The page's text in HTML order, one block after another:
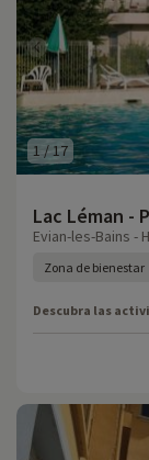
1 /17
Lac Léman -
Evian-les-Bains -
Zona de bienestar
Descubra las